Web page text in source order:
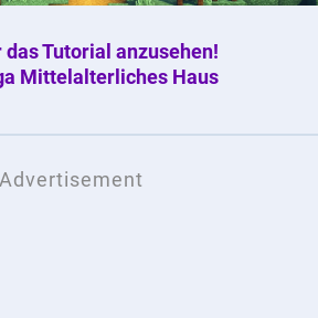
Tutorial anzusehen!
Mittelalterliches Haus